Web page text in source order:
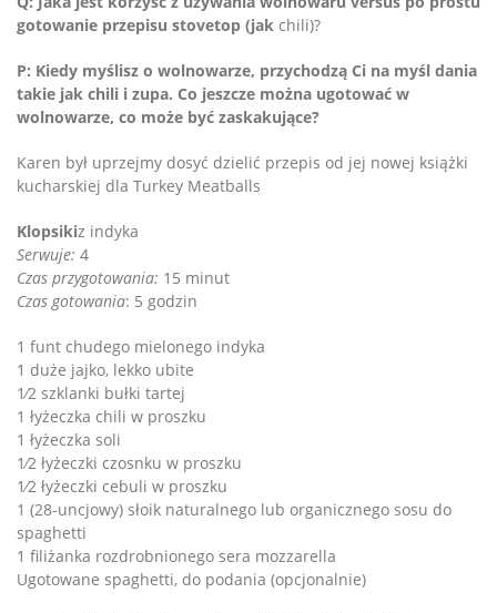
gotowanie przepisu stovetop (jak chili)?
P: Kiedy myślisz o wolnowarze, przychodzą Ci na myśl dania
takie jak chili i zupa. Co jeszcze można ugotować w
wolnowarze, co może być zaskakujące?
Karen był uprzejmy dosyć dzielić przepis od jej nowej książki
kucharskiej dla Turkey Meatballs
Klopsikiz indyka
Serwuje: 4
Czas przygotowania: 15 minut
Czas gotowania: 5 godzin
1 funt chudego mielonego indyka
1 duże jajko, lekko ubite
1⁄2 szklanki bułki tartej
1 łyżeczka chili w proszku
1 łyżeczka soli
1⁄2 łyżeczki czosnku w proszku
1⁄2 łyżeczki cebuli w proszku
1 (28-uncjowy) słoik naturalnego lub organicznego sosu do
spaghetti
1 filiżanka rozdrobnionego sera mozzarella
Ugotowane spaghetti, do podania (opcjonalnie)